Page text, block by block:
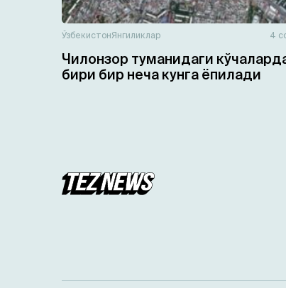
ЎзбекистонЯнгиликлар 4
Чилонзор туманидаги
бири бир неча кунга ёпилади